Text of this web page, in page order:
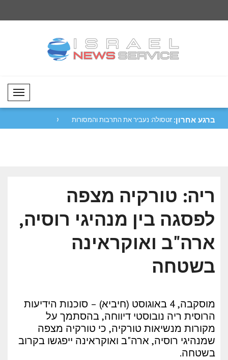
Mobil Menü
ברגע אחרון: קטר גינתה את מטסולה: נעביר את התרבות והמסורות נגד מכלית
ריה: טורקיה מצפה
לפסגה בין מנהיגי רוסיה,
ארה"ב ואוקראינה
בשטחה
מוסקבה, 4 באוגוסט (חיביא) – סוכנות הידיעות
הרוסית ריה נובוסטי דיווחה, בהסתמך על
מקורות מנשיאות טורקיה, כי טורקיה מצפה
שמנהיגי רוסיה, ארה"ב ואוקראינה ייפגשו בקרוב
בשטחה.